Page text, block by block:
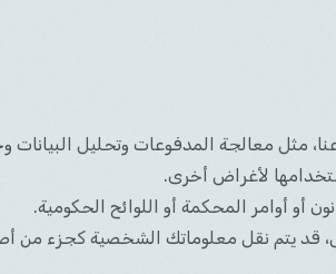
عنا، مثل معالجة المدفوعات وتحليل
لأغراض أخرى.
أوامر المحكمة أو اللوائح الحكومية.
قد يتم نقل معلوماتك الشخصية كجزء من